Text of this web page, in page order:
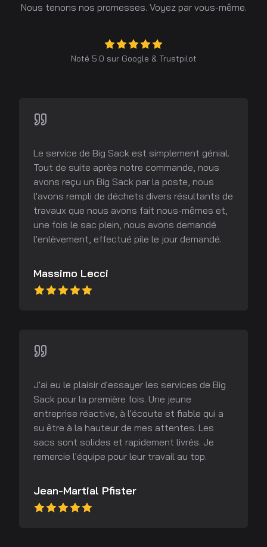
Nous tenons nos promesses. Voyez par vous-même.
Noté 5.0 sur Google & Trustpilot
Le service de Big Sack est simplement génial.
Tout de suite après notre commande, nous
avons reçu un Big Sack par la poste, nous
l'avons rempli de déchets divers résultants de
travaux que nous avons fait nous-mêmes et,
une fois le sac plein, nous avons demandé
l'enlèvement, effectué pile le jour demandé.
Massimo Lecci
J'ai eu le plaisir d'essayer les services de Big
Sack pour la première fois. Une jeune
entreprise réactive, à l'écoute et fiable qui a
su être à la hauteur de mes attentes. Les
sacs sont solides et rapidement livrés. Je
remercie l'équipe pour leur travail au top.
Jean-Martial Pfister